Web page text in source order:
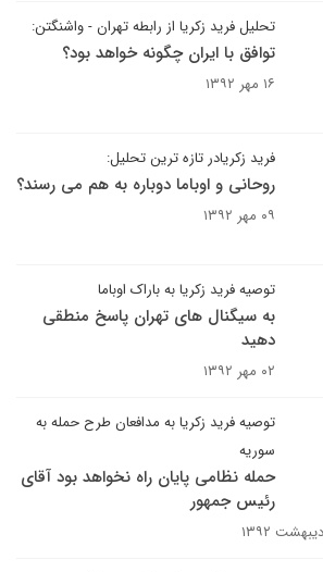
تحلیل فرید زکریا از رابطه تهران - واشنگتن:
توافق با ایران چگونه خواهد بود؟
۱۶ مهر ۱۳۹۲
فرید زکریادر تازه ترین تحلیل:
روحانی و اوباما دوباره به هم می رسند؟
۰۹ مهر ۱۳۹۲
توصیه فرید زکریا به باراک اوباما
به سیگنال های تهران پاسخ منطقی
دهید
۰۲ مهر ۱۳۹۲
توصیه فرید زکریا به مدافعان طرح حمله به
سوریه
حمله نظامی پایان راه نخواهد بود آقای
رئیس جمهور